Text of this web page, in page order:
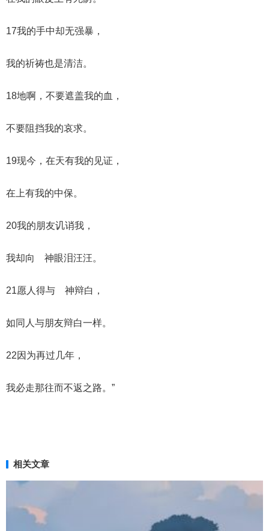
17我的手中却无强暴，
我的祈祷也是清洁。
18地啊，不要遮盖我的血，
不要阻挡我的哀求。
19现今，在天有我的见证，
在上有我的中保。
20我的朋友讥诮我，
我却向 神眼泪汪汪。
21愿人得与 神辩白，
如同人与朋友辩白一样。
22因为再过几年，
我必走那往而不返之路。”
相关文章